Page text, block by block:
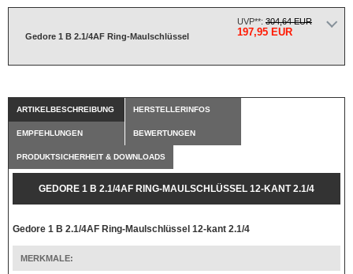
Gedore 1 B 2.1/4AF Ring-Maulschlüssel
UVP**: 304,64 EUR
197,95 EUR
ARTIKELBESCHREIBUNG HERSTELLERINFOS
EMPFEHLUNGEN BEWERTUNGEN
PRODUKTSICHERHEIT & DOWNLOADS
GEDORE 1 B 2.1/4AF RING-MAULSCHLÜSSEL 12-KANT 2.1/4
Gedore 1 B 2.1/4AF Ring-Maulschlüssel 12-kant 2.1/4
MERKMALE: